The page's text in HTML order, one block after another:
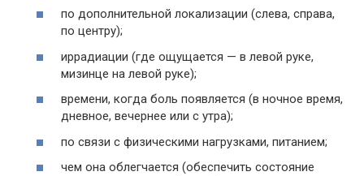
по дополнительной локализации (слева, справа,
по центру);
иррадиации (где ощущается — в левой руке,
мизинце на левой руке);
времени, когда боль появляется (в ночное время,
дневное, вечернее или с утра);
по связи с физическими нагрузками, питанием;
чем она облегчается (обеспечить состояние